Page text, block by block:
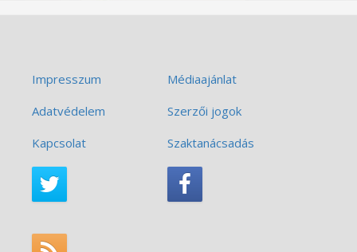
Impresszum
Médiaajánlat
Adatvédelem
Szerzői jogok
Kapcsolat
Szaktanácsadás